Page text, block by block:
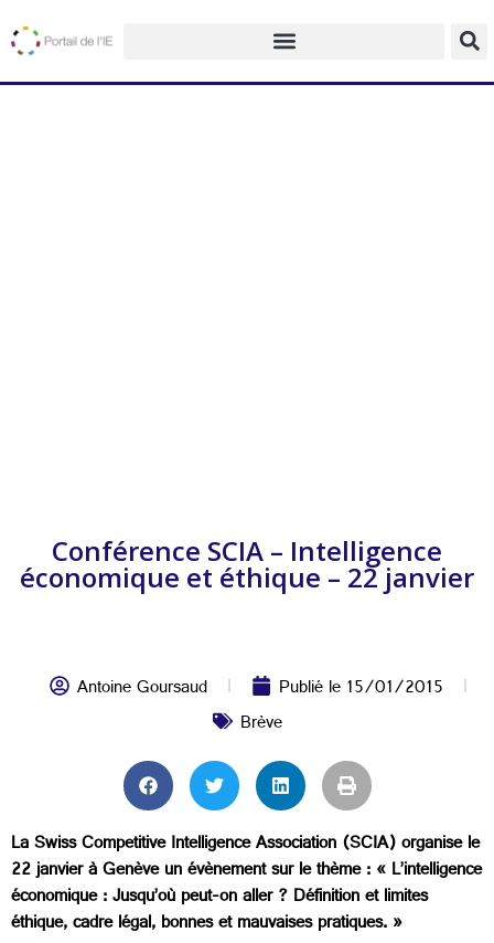
Conférence SCIA – Intelligence
économique et éthique – 22 janvier
Antoine Goursaud Publié le15/01/2015
Brève
La Swiss Competitive Intelligence Association (SCIA) organise le
22 janvier à Genève un évènement sur le thème : « L’intelligence
économique : Jusqu’où peut-on aller ? Définition et limites
éthique, cadre légal, bonnes et mauvaises pratiques. »